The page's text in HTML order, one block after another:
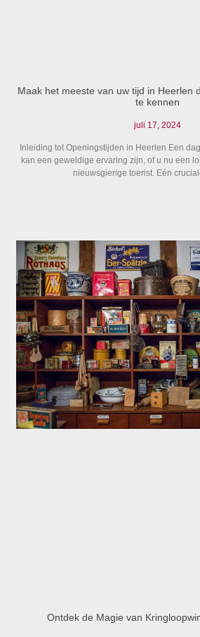
Maak het meeste van uw tijd in Heerlen
te kennen
juli 17, 2024
Inleiding tot Openingstijden in Heerlen Een
kan een geweldige ervaring zijn, of u nu een
nieuwsgierige toerist. Eén
Ontdek de Magie van